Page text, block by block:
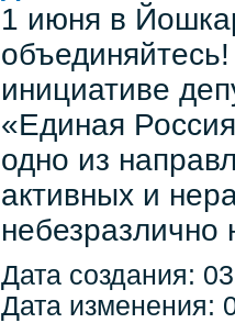
1 июня в
инициативе
«Единая
одно из
активных и
Дата создания:
Дата изменения: